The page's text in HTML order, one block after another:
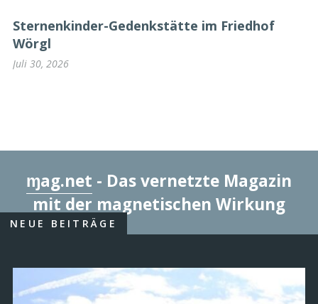
Sternenkinder-Gedenkstätte im Friedhof
Wörgl
Juli 30, 2026
ɱag.net - Das vernetzte Magazin
mit der magnetischen Wirkung
NEUE BEITRÄGE